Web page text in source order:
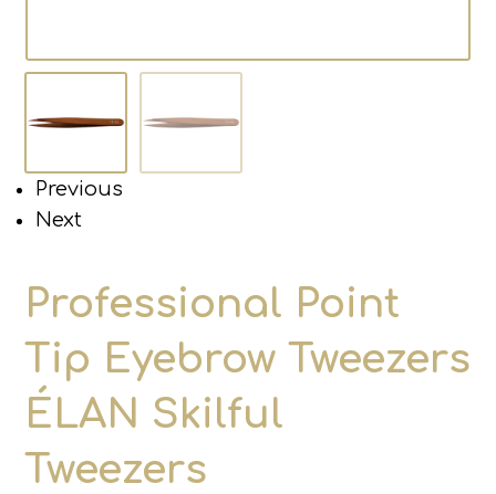
Previous
Next
Professional Point
Tip Eyebrow Tweezers
ÉLAN Skilful
Tweezers